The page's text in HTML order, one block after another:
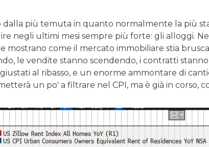
dalla più temuta in quanto normalmente la più
negli ultimi mesi sempre più forte: gli alloggi.
mostrano come il mercato immobiliare stia
le vendite stanno scendendo, i contratti
al ribasso, e un enorme ammontare di
un po' a filtrare nel CPI, ma è già in corso,